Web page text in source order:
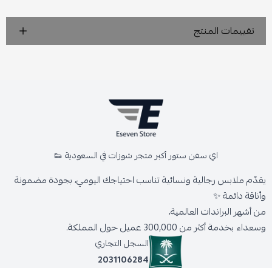
تقييمات المنتج
اي سفن ستور أكبر متجر شوزات في السعودية 👟
يقدّم ملابس رجالية ونسائية تناسب احتياجك اليومي، بجودة مضمونة
وأناقة دائمة ✨
من أشهر البراندات العالمية،
وسعداء بخدمة أكثر من 300,000 عميل حول المملكة.
السجل التجاري
2031106284